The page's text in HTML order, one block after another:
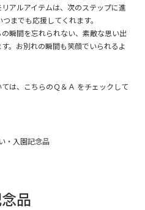
アルアイテムは、次のステップに進
までも応援してくれます。
瞬間を忘れられない、素敵な思い出
。お別れの瞬間も笑顔でいられるよ
は、 こちらのＱ＆Ａ をチェックして
品